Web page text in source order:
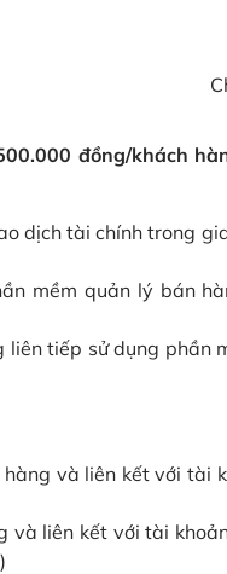
đồng/khách
dịch tài chính trong
mềm quản lý bán
tiếp sử dụng phần
và liên kết với tài
và liên kết với tài